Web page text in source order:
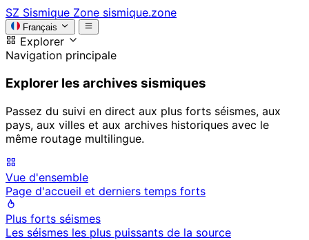
SZ Sismique Zone sismique.zone
Français
Explorer
Navigation principale
Explorer les archives sismiques
Passez du suivi en direct aux plus forts séismes, aux
pays, aux villes et aux archives historiques avec le
même routage multilingue.
Vue d'ensemble
Page d'accueil et derniers temps forts
Plus forts séismes
Les séismes les plus puissants de la source